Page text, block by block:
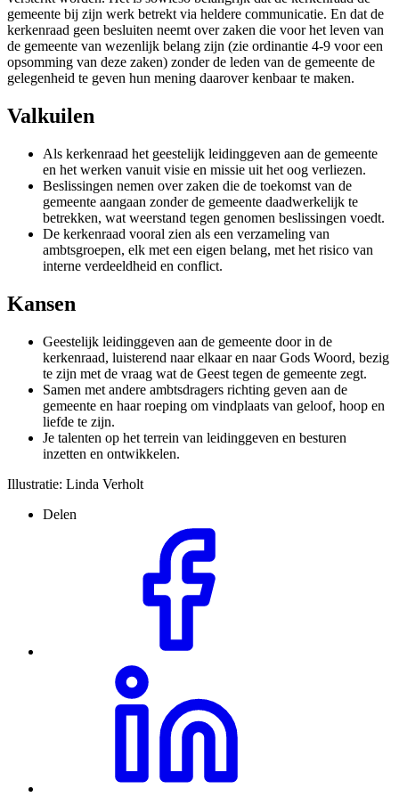
gemeente bij zijn werk betrekt via heldere communicatie. En dat de
kerkenraad geen besluiten neemt over zaken die voor het leven van
de gemeente van wezenlijk belang zijn (zie ordinantie 4-9 voor een
opsomming van deze zaken) zonder de leden van de gemeente de
gelegenheid te geven hun mening daarover kenbaar te maken.
Valkuilen
Als kerkenraad het geestelijk leidinggeven aan de gemeente
en het werken vanuit visie en missie uit het oog verliezen.
Beslissingen nemen over zaken die de toekomst van de
gemeente aangaan zonder de gemeente daadwerkelijk te
betrekken, wat weerstand tegen genomen beslissingen voedt.
De kerkenraad vooral zien als een verzameling van
ambtsgroepen, elk met een eigen belang, met het risico van
interne verdeeldheid en conflict.
Kansen
Geestelijk leidinggeven aan de gemeente door in de
kerkenraad, luisterend naar elkaar en naar Gods Woord, bezig
te zijn met de vraag wat de Geest tegen de gemeente zegt.
Samen met andere ambtsdragers richting geven aan de
gemeente en haar roeping om vindplaats van geloof, hoop en
liefde te zijn.
Je talenten op het terrein van leidinggeven en besturen
inzetten en ontwikkelen.
Illustratie: Linda Verholt
Delen